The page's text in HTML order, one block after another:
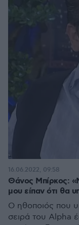
Θάνος Μπίρκος:
μου είπαν ότι θα
Ο ηθοποιός που
σειρά του Alpha
16.06.2022, 09:58